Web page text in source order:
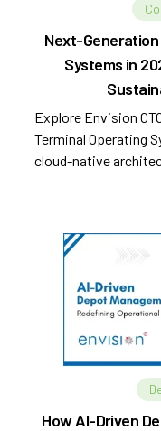
Next-
Systems in
Explore Envision
Terminal Operating
cloud-native
How AI-Driven